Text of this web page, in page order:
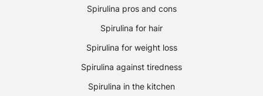
Spirulina pros and cons
Spirulina for hair
Spirulina for weight loss
Spirulina against tiredness
Spirulina in the kitchen